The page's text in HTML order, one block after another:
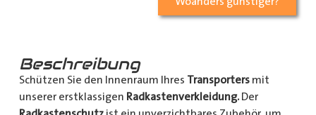
Beschreibung
Schützen Sie den Innenraum Ihres Transportersmit
unserer erstklassigen Radkastenverkleidung.Der